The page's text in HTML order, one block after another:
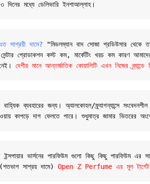
৩ দিনের মধ্যে ডেলিভারি ইনশাআল্লাহ।
সাশ্রয়ী দামে? "মিডলম্যান বাদ সোজা প্রডিউসার থেকে
সেন্টার প্রোডাকশন কস্ট কম, মার্কেটিং খরচ কম কারণ
দেশীয় মানে আন্তর্জাতিক কোয়ালিটি এখন নিজের
বাহ্যিক ব্যবহারের জন্য। অ্যালকোহল/ফ্র্যাগন্যান্সে
কাপড়ে দাগ ফেলতে পারে। শুধুমাত্র জামার ভিতরের
ইন্সপায়ার ভার্সনের পারফিউম গুলো কিছু কিছু পারফিউম এর
সাশ্রয় দামে) Open Z Perfume এর মূল টার্গেট